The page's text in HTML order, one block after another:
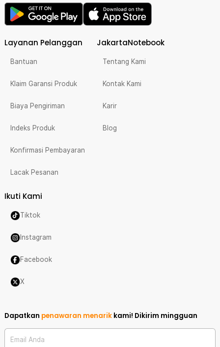
Layanan Pelanggan
Bantuan
Klaim Garansi Produk
Biaya Pengiriman
Indeks Produk
Konfirmasi Pembayaran
Lacak Pesanan
JakartaNotebook
Tentang Kami
Kontak Kami
Karir
Blog
Ikuti Kami
Tiktok
Instagram
Facebook
X
Dapatkan penawaran menarik kami! Dikirim mingguan
Email Anda